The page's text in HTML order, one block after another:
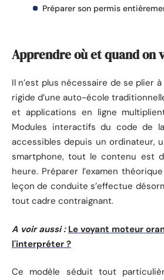
Préparer son permis
Apprendre où et quand on
Il n’est plus nécessaire de se plier à
rigide d’une auto-école
et applications en ligne
Modules interactifs du code de
accessibles depuis un ordinateur,
smartphone, tout le contenu est
heure. Préparer l’examen
leçon de conduite s’effectue
tout cadre contraignant.
A voir aussi : Le voyant moteur
l'interpréter ?
Ce modèle séduit tout